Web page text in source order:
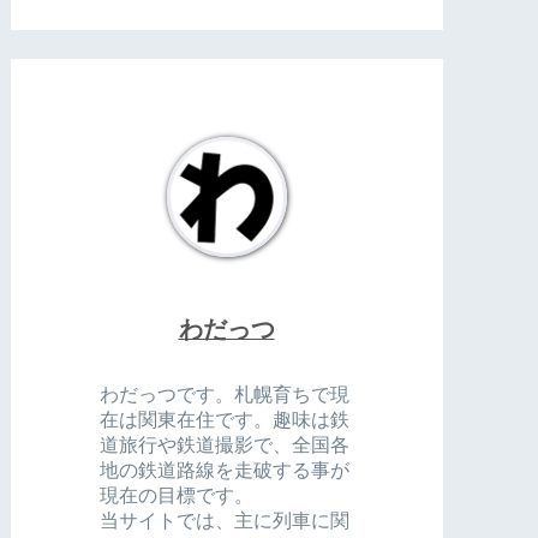
わだっつ
わだっつです。札幌育ちで現
在は関東在住です。趣味は鉄
道旅行や鉄道撮影で、全国各
地の鉄道路線を走破する事が
現在の目標です。
当サイトでは、主に列車に関